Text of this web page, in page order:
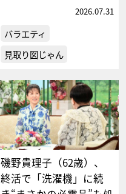
2026.07.31
バラエティ
見取り図じゃん
磯野貴理子（62歳）、
終活で「洗濯機」に続